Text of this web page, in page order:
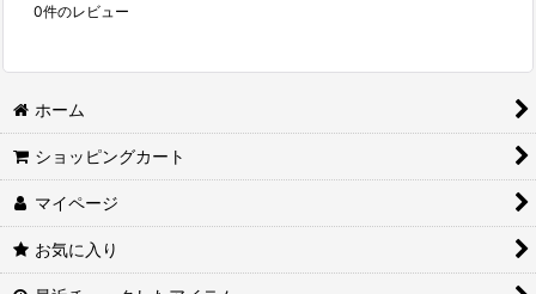
0件のレビュー
ホーム
ショッピングカート
マイページ
お気に入り